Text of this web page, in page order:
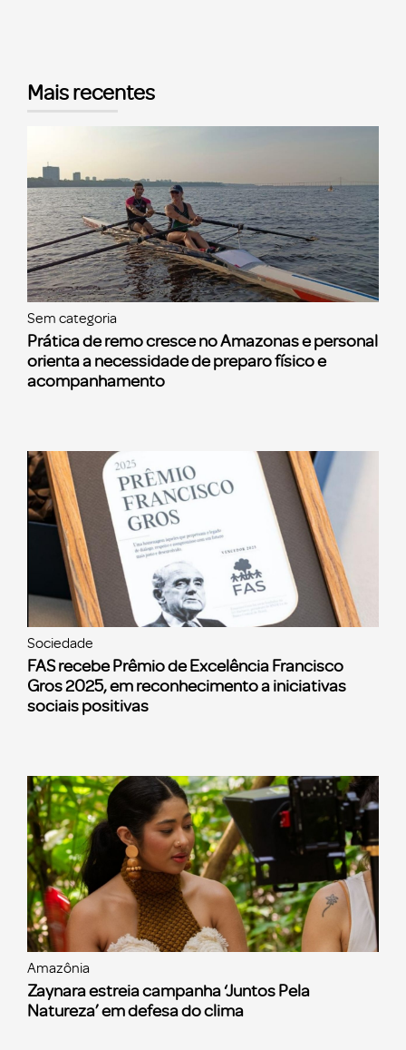
Mais recentes
Sem categoria
Prática de remo cresce no Amazonas e personal
orienta a necessidade de preparo físico e
acompanhamento
Sociedade
FAS recebe Prêmio de Excelência Francisco
Gros 2025, em reconhecimento a iniciativas
sociais positivas
Amazônia
Zaynara estreia campanha ‘Juntos Pela
Natureza’ em defesa do clima